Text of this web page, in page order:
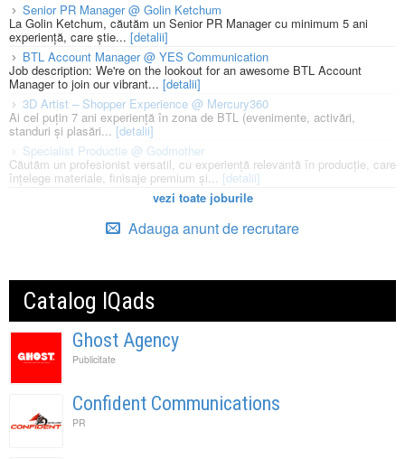
Senior PR Manager @ Golin Ketchum
La Golin Ketchum, căutăm un Senior PR Manager cu minimum 5 ani
experiență, care știe... [detalii]
BTL Account Manager @ YES Communication
Job description: We're on the lookout for an awesome BTL Account
Manager to join our vibrant... [detalii]
3D Artist – Shopper Experience @ Mercury360
Ai cel puțin 7 ani experiență în zona de BTL (evenimente, activări,
standuri și plasări... [detalii]
Specialist Productie @ Godmother
Căutăm un profesionist versatil, cu experiență relevantă în producție, care
înțelege materiale, finisaje premium și... [detalii]
vezi toate joburile
Adauga anunt de recrutare
Catalog IQads
Ghost Agency
Publicitate
Confident Communications
PR